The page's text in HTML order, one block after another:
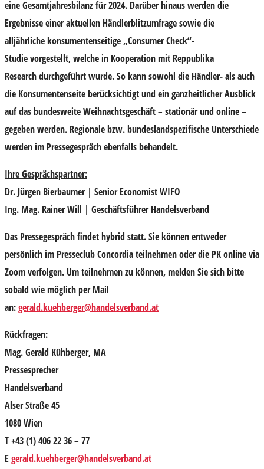
eineGesamtjahresbilanz für 2024. Darüber hinaus werden die
Ergebnisse einer aktuellen Händlerblitzumfragesowie die
alljährlichekonsumentenseitige „Consumer Check“-
Studievorgestellt, welche in Kooperation mit Reppublika
Researchdurchgeführt wurde. So kann sowohl die Händler- als auch
die Konsumentenseite berücksichtigt und ein ganzheitlicher Ausblick
auf das bundesweite Weihnachtsgeschäft – stationär und online –
gegeben werden. Regionale bzw. bundeslandspezifische Unterschiede
werden im Pressegespräch ebenfalls behandelt.
Ihre Gesprächspartner:
Dr. Jürgen Bierbaumer| Senior Economist WIFO
Ing. Mag. Rainer Will | Geschäftsführer Handelsverband
Das Pressegespräch findet hybrid statt. Sie können entweder
persönlich im Presseclub Concordia teilnehmen oder die PK online via
Zoom verfolgen. Um teilnehmen zu können, melden Sie sich bitte
sobald wie möglich per Mail
an:gerald.kuehberger@handelsverband.at
Rückfragen:
Mag. Gerald Kühberger, MA
Pressesprecher
Handelsverband
Alser Straße 45
1080 Wien
T +43 (1) 406 22 36 – 77
Egerald.kuehberger@handelsverband.at